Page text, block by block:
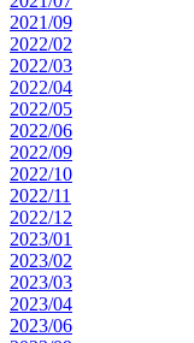
2021/09
2022/02
2022/03
2022/04
2022/05
2022/06
2022/09
2022/10
2022/11
2022/12
2023/01
2023/02
2023/03
2023/04
2023/06